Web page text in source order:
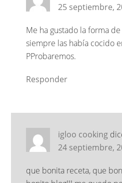
25 septiembre,
Me ha gustado la forma
siempre las había cocido
PProbaremos.
Responder
igloo cooking
24 septiembre,
que bonita receta, que